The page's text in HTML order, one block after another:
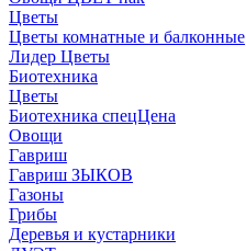
Цветы
Цветы комнатные и балконные
Лидер Цветы
Биотехника
Цветы
Биотехника спецЦена
Овощи
Гавриш
Гавриш ЗЫКОВ
Газоны
Грибы
Деревья и кустарники